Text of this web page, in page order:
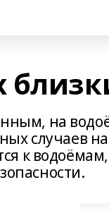
на
случаев
к